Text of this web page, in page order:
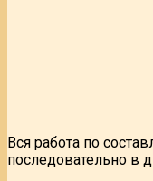
Вся работа по
последовательно в